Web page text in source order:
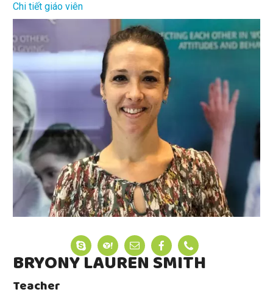
Chi tiết giáo viên
BRYONY LAUREN SMITH
Teacher